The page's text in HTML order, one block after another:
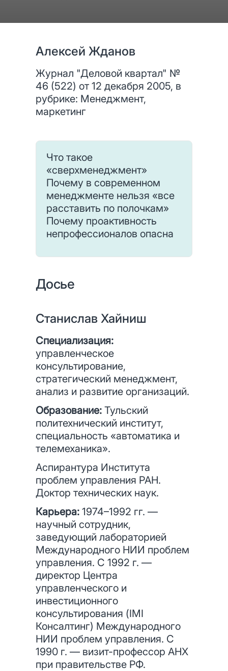
Алексей Жданов
Журнал "Деловой квартал" №
46 (522) от 12 декабря 2005, в
рубрике: Менеджмент,
маркетинг
Что такое
«сверхменеджмент»
Почему в современном
менеджменте нельзя «все
расставить по полочкам»
Почему проактивность
непрофессионалов опасна
Досье
Станислав Хайниш
Специализация:
управленческое
консультирование,
стратегический менеджмент,
анализ и развитие организаций.
Образование: Тульский
политехнический институт,
специальность «автоматика и
телемеханика».
Аспирантура Института
проблем управления РАН.
Доктор технических наук.
Карьера: 1974–1992 гг. —
научный сотрудник,
заведующий лабораторией
Международного НИИ проблем
управления. С 1992 г. —
директор Центра
управленческого и
инвестиционного
консультирования (IMI
Консалтинг) Международного
НИИ проблем управления. С
1990 г. — визит-профессор АНХ
при правительстве РФ.